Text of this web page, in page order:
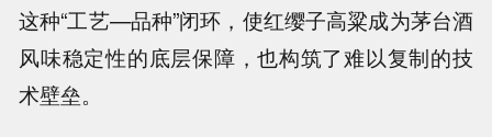
这种“工艺—品种”闭环，使红缨子高粱成为茅台酒
风味稳定性的底层保障，也构筑了难以复制的技
术壁垒。